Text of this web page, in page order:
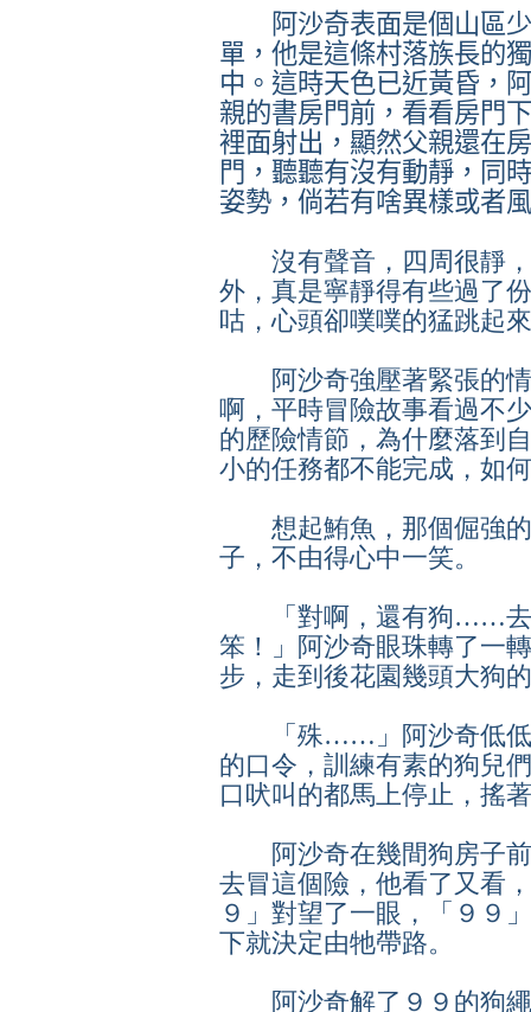
阿沙奇表面是個山區少
單，他是這條村落族長的
中。這時天色已近黃昏，
親的書房門前，看看房門
裡面射出，顯然父親還在
門，聽聽有沒有動靜，同
姿勢，倘若有啥異樣或者
沒有聲音，四周很靜，
外，真是寧靜得有些過了
咕，心頭卻噗噗的猛跳起
阿沙奇強壓著緊張的情
啊，平時冒險故事看過不
的歷險情節，為什麼落到
小的任務都不能完成，如
想起鮪魚，那個倔強的
子，不由得心中一笑。
「對啊，還有狗……去
笨！」阿沙奇眼珠轉了一
步，走到後花園幾頭大狗
「殊……」阿沙奇低低
的口令，訓練有素的狗兒
口吠叫的都馬上停止，搖
阿沙奇在幾間狗房子前
去冒這個險，他看了又看
９」對望了一眼，「９９
下就決定由牠帶路。
阿沙奇解了９９的狗繩